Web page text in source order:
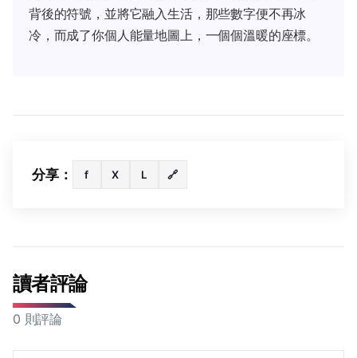
背後的符號，並將它融入生活，那些數字便不再冰
冷，而成了你個人能量地圖上，一個個溫暖的座標。
分享： f X L 🔗
讀者評論
0 則評論